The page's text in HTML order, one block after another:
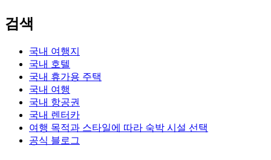
검색
국내 여행지
국내 호텔
국내 휴가용 주택
국내 여행
국내 항공권
국내 렌터카
여행 목적과 스타일에 따라 숙박 시설 선택
공식 블로그